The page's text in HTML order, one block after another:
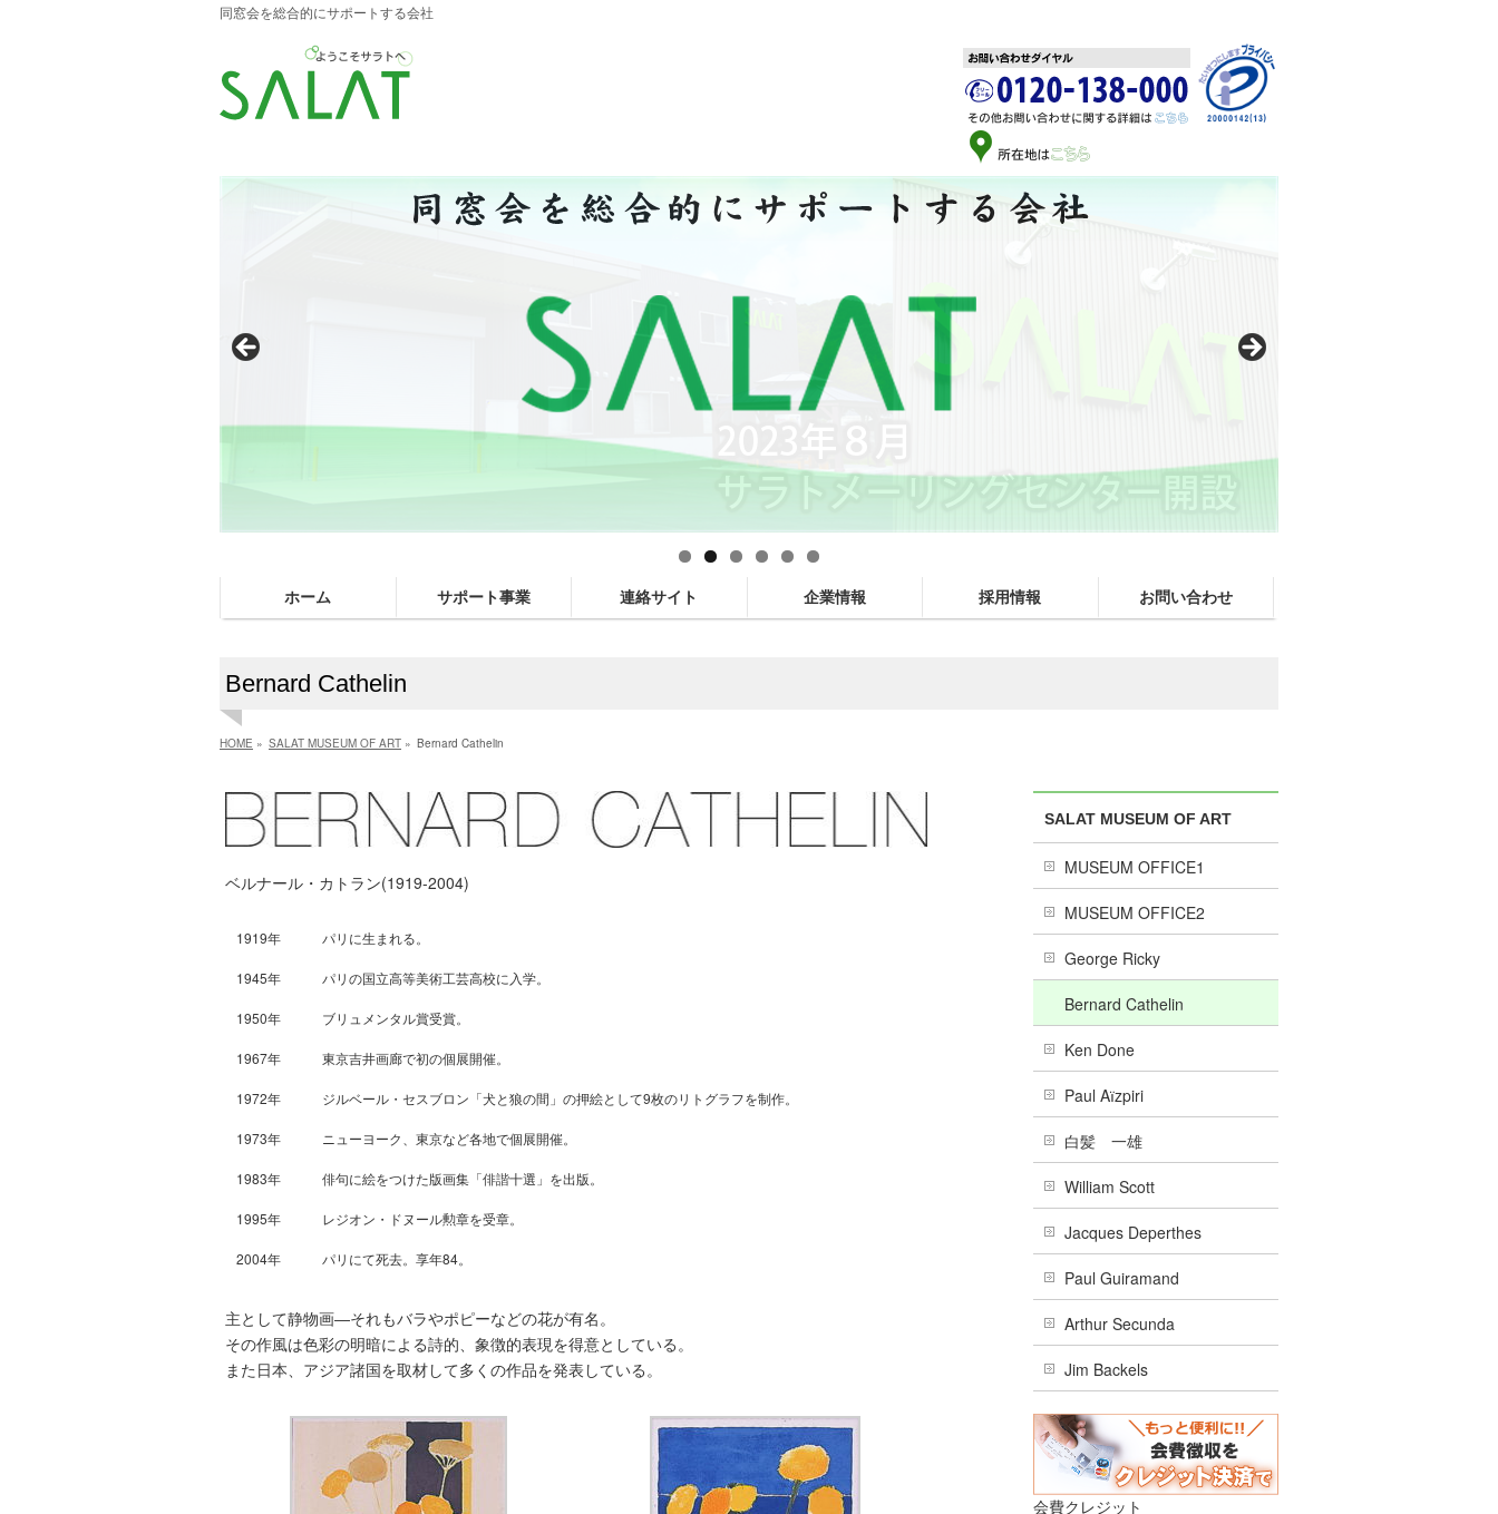
同窓会を総合的にサポートする会社
ホーム サポート事業 連絡サイト 企業情報 採用情報 お問い合わせ
Bernard Cathelin
HOME » SALAT MUSEUM OF ART » Bernard Cathelin
ベルナール・カトラン(1919-2004)
1919年 パリに生まれる。
1945年 パリの国立高等美術工芸高校に入学。
1950年 ブリュメンタル賞受賞。
1967年 東京吉井画廊で初の個展開催。
1972年 ジルベール・セスブロン「犬と狼の間」の押絵として9枚のリトグラフを制作。
1973年 ニューヨーク、東京など各地で個展開催。
1983年 俳句に絵をつけた版画集「俳諧十選」を出版。
1995年 レジオン・ドヌール勲章を受章。
2004年 パリにて死去。享年84。
主として静物画―それもバラやポピーなどの花が有名。
その作風は色彩の明暗による詩的、象徴的表現を得意としている。
また日本、アジア諸国を取材して多くの作品を発表している。
SALAT MUSEUM OF ART
MUSEUM OFFICE1
MUSEUM OFFICE2
George Ricky
Bernard Cathelin
Ken Done
Paul Aїzpiri
白髪 一雄
William Scott
Jacques Deperthes
Paul Guiramand
Arthur Secunda
Jim Backels
会費クレジット